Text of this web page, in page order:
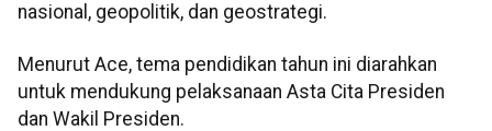
nasional, geopolitik, dan geostrategi.
Menurut Ace, tema pendidikan tahun ini diarahkan
untuk mendukung pelaksanaan Asta Cita Presiden
dan Wakil Presiden.